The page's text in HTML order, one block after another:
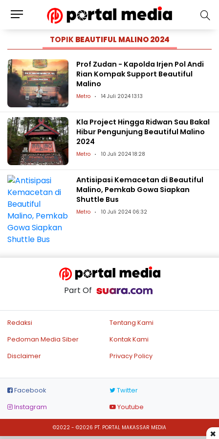
TOPIK BEAUTIFUL MALINO 2024
Prof Zudan - Kapolda Irjen Pol Andi
Rian Kompak Support Beautiful
Malino
Metro 14 Juli 2024 13:13
Kla Project Hingga Ridwan Sau Bakal
Hibur Pengunjung Beautiful Malino
2024
Metro 10 Juli 2024 18:28
Antisipasi Kemacetan di Beautiful
Malino, Pemkab Gowa Siapkan
Shuttle Bus
Metro 10 Juli 2024 06:32
Part Of
Redaksi
Tentang Kami
Pedoman Media Siber
Kontak Kami
Disclaimer
Privacy Policy
Facebook
Twitter
Instagram
Youtube
©2022 - ©2026 PT. PORTAL MAKASSAR MEDIA ×